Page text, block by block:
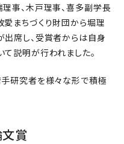
事、木戸理事、喜多副学長
まちづくり財団から堀理
席し、受賞者からは自身
説明が行われました。
研究者を様々な形で積極
賞